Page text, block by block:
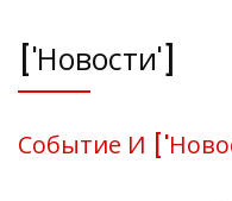
['Новости']
Событие И